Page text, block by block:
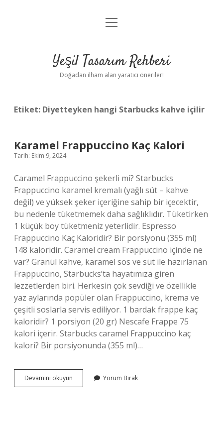
Anasayfa
Yasal Uyarı
menüyü
Yeşil Tasarım Rehberi
Doğadan ilham alan yaratıcı öneriler!
Etiket: Diyetteyken hangi Starbucks kahve içilir
Karamel Frappuccino Kaç Kalori
Tarih: Ekim 9, 2024
Caramel Frappuccino şekerli mi? Starbucks
Frappuccino karamel kremalı (yağlı süt – kahve
değil) ve yüksek şeker içeriğine sahip bir içecektir,
bu nedenle tüketmemek daha sağlıklıdır. Tüketirken
1 küçük boy tüketmeniz yeterlidir. Espresso
Frappuccino Kaç Kaloridir? Bir porsiyonu (355 ml)
148 kaloridir. Caramel cream Frappuccino içinde ne
var? Granül kahve, karamel sos ve süt ile hazırlanan
Frappuccino, Starbucks’ta hayatımıza giren
lezzetlerden biri. Herkesin çok sevdiği ve özellikle
yaz aylarında popüler olan Frappuccino, krema ve
çeşitli soslarla servis ediliyor. 1 bardak frappe kaç
kaloridir? 1 porsiyon (20 gr) Nescafe Frappe 75
kalori içerir. Starbucks caramel Frappuccino kaç
kalori? Bir porsiyonunda (355 ml)…
Devamını okuyun Karamel
Frappuccino
Yorum Bırak